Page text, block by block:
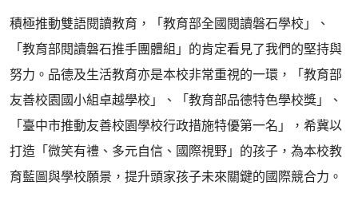
積極推動雙語閱讀教育，「教育部全國閱讀磐石學校」、
「教育部閱讀磐石推手團體組」的肯定看見了我們的堅持與
努力。品德及生活教育亦是本校非常重視的一環，「教育部
友善校園國小組卓越學校」、「教育部品德特色學校獎」、
「臺中市推動友善校園學校行政措施特優第一名」，希冀以
打造「微笑有禮、多元自信、國際視野」的孩子，為本校教
育藍圖與學校願景，提升頭家孩子未來關鍵的國際競合力。